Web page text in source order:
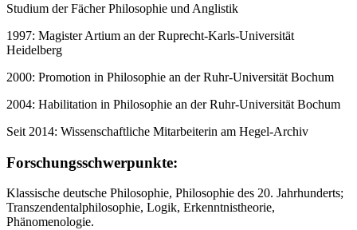
Studium der Fächer Philosophie und Anglistik
1997: Magister Artium an der Ruprecht-Karls-Universität
Heidelberg
2000: Promotion in Philosophie an der Ruhr-Universität Bochum
2004: Habilitation in Philosophie an der Ruhr-Universität Bochum
Seit 2014: Wissenschaftliche Mitarbeiterin am Hegel-Archiv
Forschungsschwerpunkte:
Klassische deutsche Philosophie, Philosophie des 20. Jahrhunderts;
Transzendentalphilosophie, Logik, Erkenntnistheorie,
Phänomenologie.